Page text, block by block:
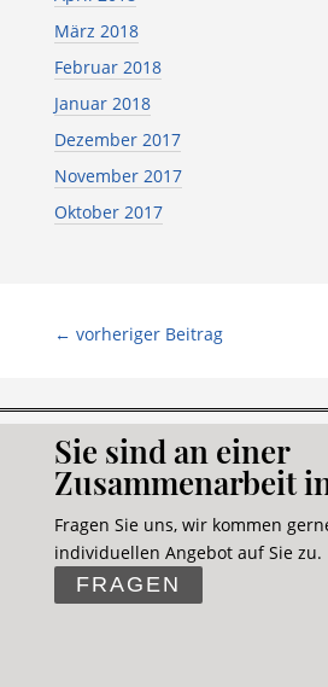
März 2018
Februar 2018
Januar 2018
Dezember 2017
November 2017
Oktober 2017
← vorheriger Beitrag
Sie sind an einer
Zusammenarbeit
Fragen Sie uns, wir kommen
individuellen Angebot auf Sie zu.
FRAGEN